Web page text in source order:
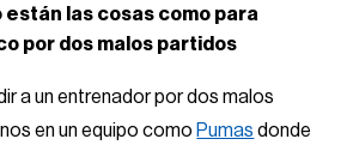
están las cosas como para
por dos malos partidos
a un entrenador por dos malos
en un equipo como Pumas donde